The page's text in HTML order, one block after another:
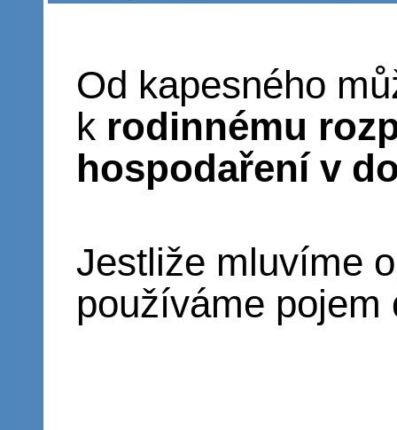
Od kapesného
k rodinnému
hospodaření v
Jestliže mluvíme
používáme pojem